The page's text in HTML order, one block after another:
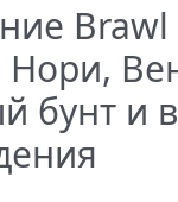
Brawl
бунт и